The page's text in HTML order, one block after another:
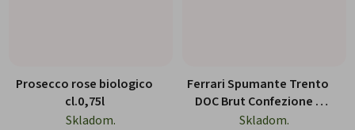
Prosecco rose biologico
cl.0,75l
Skladom.
Ferrari Spumante Trento
DOC Brut Confezione 2
Calici 750ml
Skladom.